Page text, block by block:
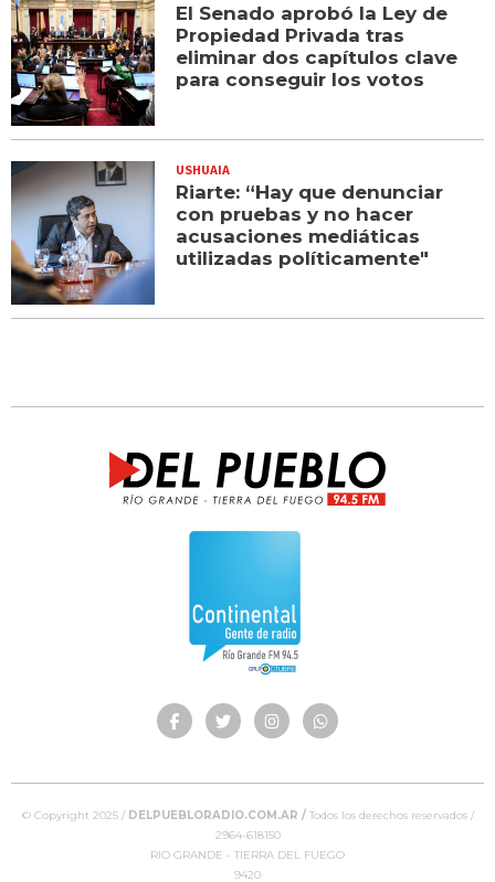
El Senado aprobó la Ley de
Propiedad Privada tras
eliminar dos capítulos clave
para conseguir los votos
USHUAIA
Riarte: “Hay que denunciar
con pruebas y no hacer
acusaciones mediáticas
utilizadas políticamente"
© Copyright 2025 / DELPUEBLORADIO.COM.AR /Todos los derechos reservados /
2964-618150
RIO GRANDE - TIERRA DEL FUEGO
9420